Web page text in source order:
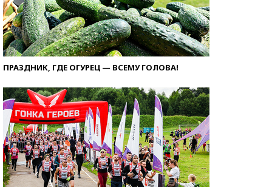
ПРАЗДНИК, ГДЕ ОГУРЕЦ — ВСЕМУ ГОЛОВА!